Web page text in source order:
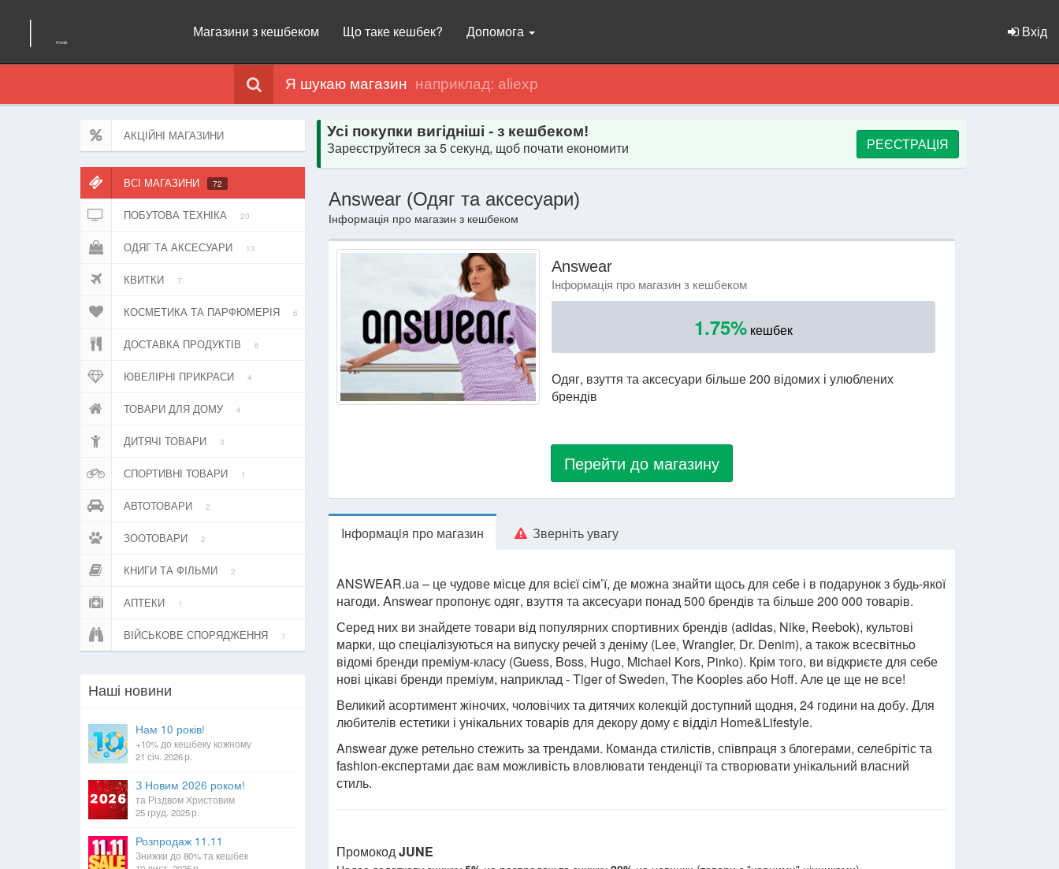
Магазини з кешбеком Що таке кешбек? Допомога Вхід
Я шукаю магазин
АКЦІЙНІ МАГАЗИНИ
ВСІ МАГАЗИНИ 72
ПОБУТОВА ТЕХНІКА 20
ОДЯГ ТА АКСЕСУАРИ 13
КВИТКИ 7
КОСМЕТИКА ТА ПАРФЮМЕРІЯ 6
ДОСТАВКА ПРОДУКТІВ 6
ЮВЕЛІРНІ ПРИКРАСИ 4
ТОВАРИ ДЛЯ ДОМУ 4
ДИТЯЧІ ТОВАРИ 3
СПОРТИВНІ ТОВАРИ 1
АВТОТОВАРИ 2
ЗООТОВАРИ 2
КНИГИ ТА ФІЛЬМИ 2
АПТЕКИ 1
ВІЙСЬКОВЕ СПОРЯДЖЕННЯ 1
Нашi новини
Нам 10 років!
+10% до кешбеку кожному
21 січ. 2026 р.
З Новим 2026 роком!
та Різдвом Христовим
25 груд. 2025 р.
Розпродаж 11.11
Знижки до 80% та кешбек
Усі покупки вигідніші - з кешбеком!
Зареєструйтеся за 5 секунд, щоб почати економити РЕЄСТРАЦІЯ
Answear (Одяг та аксесуари)
Інформація про магазин з кешбеком
Answear
Інформація про магазин з кешбеком
1.75% кешбек
Одяг, взуття та аксесуари більше 200 відомих і улюблених
брендів
Перейти до магазину
Iнформацiя про магазин Зверніть увагу
ANSWEAR.uа – це чудове місце для всієї сім’ї, де можна знайти щось для себе і в подарунок з будь-якої
нагоди. Answear пропонує одяг, взуття та аксесуари понад 500 брендів та більше 200 000 товарів.
Серед них ви знайдете товари від популярних спортивних брендів (adidas, Nike, Reebok), культові
марки, що спеціалізуються на випуску речей з деніму (Lee, Wrangler, Dr. Denim), а також всесвітньо
відомі бренди преміум-класу (Guess, Boss, Hugo, Michael Kors, Pinko). Крім того, ви відкриєте для себе
нові цікаві бренди преміум, наприклад - Tiger of Sweden, The Kooples або Hoff. Але це ще не все!
Великий асортимент жіночих, чоловічих та дитячих колекцій доступний щодня, 24 години на добу. Для
любителів естетики і унікальних товарів для декору дому є відділ Home&Lifestyle.
Answear дуже ретельно стежить за трендами. Команда стилістів, співпраця з блогерами, селебрітіс та
fashion-експертами дає вам можливість вловлювати тенденції та створювати унікальний власний
стиль.
ПромокодJUNE